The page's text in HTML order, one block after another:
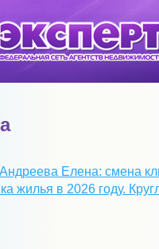
Елена: смена
жилья в 2026 году.